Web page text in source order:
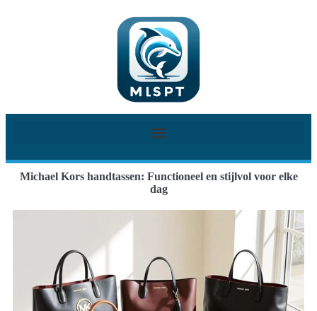
Michael Kors handtassen: Functioneel en stijlvol voor elke
dag